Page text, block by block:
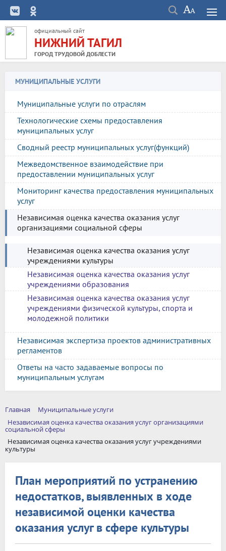
официальный сайт
НИЖНИЙ ТАГИЛ
ГОРОД ТРУДОВОЙ ДОБЛЕСТИ
МУНИЦИПАЛЬНЫЕ УСЛУГИ
Муниципальные услуги по отраслям
Технологические схемы предоставления
муниципальных услуг
Сводный реестр муниципальных услуг(функций)
Межведомственное взаимодействие при
предоставлении муниципальных услуг
Мониторинг качества предоставления муниципальных
услуг
Независимая оценка качества оказания услуг
организациями социальной сферы
Независимая оценка качества оказания услуг
учреждениями культуры
Независимая оценка качества оказания услуг
учреждениями образования
Независимая оценка качества оказания услуг
учреждениями физической культуры, спорта и
молодежной политики
Независимая экспертиза проектов административных
регламентов
Ответы на часто задаваемые вопросы по
муниципальным услугам
Главная
Муниципальные услуги
Независимая оценка качества оказания услуг организациями
социальной сферы
Независимая оценка качества оказания услуг учреждениями
культуры
План мероприятий по устранению
недостатков, выявленных в ходе
независимой оценки качества
оказания услуг в сфере культуры